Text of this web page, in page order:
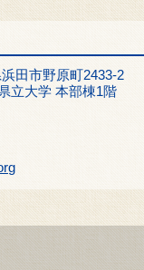
田市野原町2433-2
立大学 本部棟1階